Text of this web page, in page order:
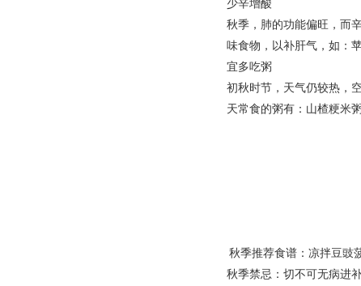
少辛增酸
秋季，肺的功能偏旺，而
味食物，以补肝气，如：
宜多吃粥
初秋时节，天气仍较热，
天常食的粥有：山楂粳米
秋季推荐食谱：凉拌豆豉
秋季禁忌：切不可无病进